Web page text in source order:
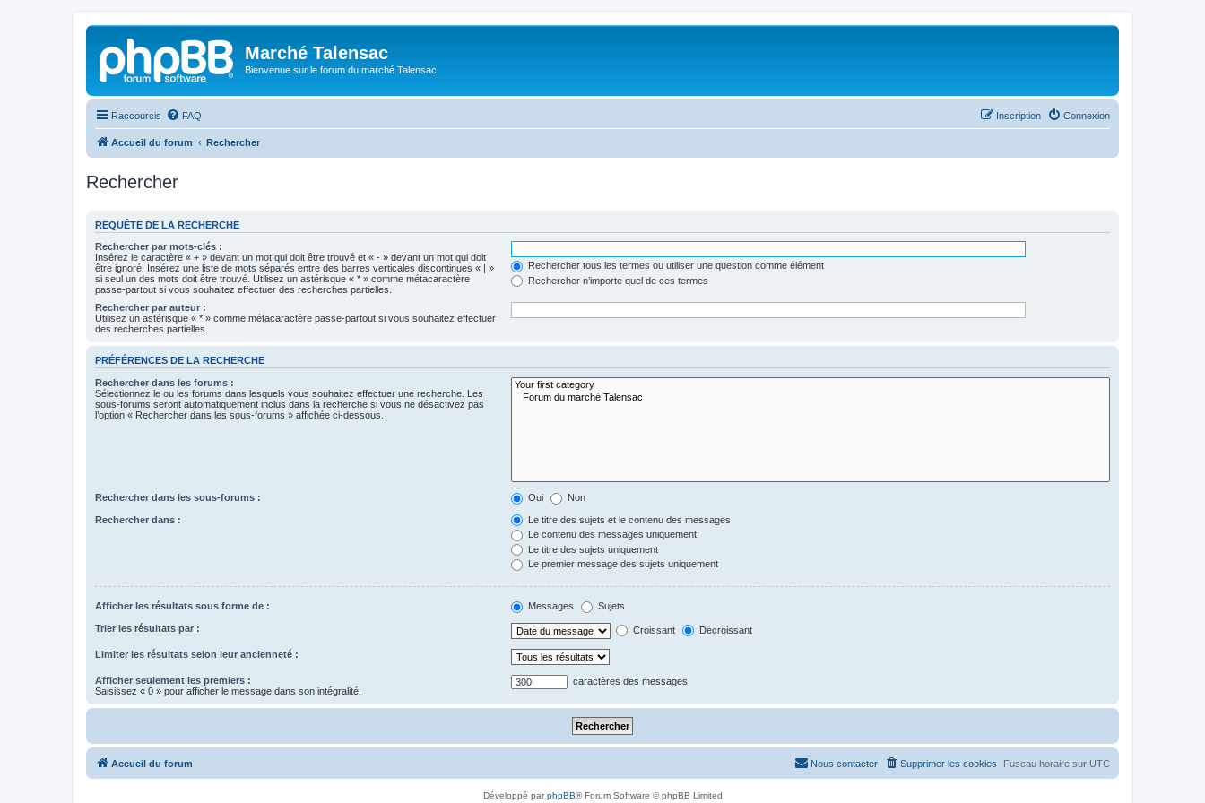
Marché Talensac
Bienvenue sur le forum du marché Talensac
Raccourcis FAQ Connexion
Inscription
Accueil du forum Rechercher
Rechercher
REQUÊTE DE LA RECHERCHE
Rechercher par mots-clés :
Insérez le caractère « + » devant un mot qui doit être trouvé et « - » devant un mot qui doit
être ignoré. Insérez une liste de mots séparés entre des barres verticales discontinues « | »
si seul un des mots doit être trouvé. Utilisez un astérisque « * » comme métacaractère
passe-partout si vous souhaitez effectuer des recherches partielles.
Rechercher tous les termes ou utiliser une question comme élément
Rechercher n’importe quel de ces termes
Rechercher par auteur :
Utilisez un astérisque « * » comme métacaractère passe-partout si vous souhaitez effectuer
des recherches partielles.
PRÉFÉRENCES DE LA RECHERCHE
Rechercher dans les forums :
Sélectionnez le ou les forums dans lesquels vous souhaitez effectuer une recherche. Les
sous-forums seront automatiquement inclus dans la recherche si vous ne désactivez pas
l’option « Rechercher dans les sous-forums » affichée ci-dessous.
Rechercher dans les sous-forums : Oui Non
Rechercher dans :
Le titre des sujets et le contenu des messages
Le contenu des messages uniquement
Le titre des sujets uniquement
Le premier message des sujets uniquement
Afficher les résultats sous forme de : Messages Sujets
Trier les résultats par : Croissant Décroissant
Limiter les résultats selon leur ancienneté :
Afficher seulement les premiers :
Saisissez « 0 » pour afficher le message dans son intégralité.
caractères des messages
Accueil du forum Fuseau horaire sur UTC
Supprimer les cookies
Nous contacter
Développé parphpBB® Forum Software © phpBB Limited